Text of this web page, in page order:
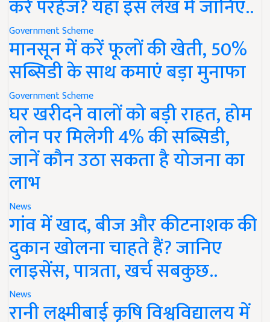
करें परहेज? यहां इस लेख में जानिए..
Government Scheme
मानसून में करें फूलों की खेती, 50%
सब्सिडी के साथ कमाएं बड़ा मुनाफा
Government Scheme
घर खरीदने वालों को बड़ी राहत, होम
लोन पर मिलेगी 4% की सब्सिडी,
जानें कौन उठा सकता है योजना का
लाभ
News
गांव में खाद, बीज और कीटनाशक की
दुकान खोलना चाहते हैं? जानिए
लाइसेंस, पात्रता, खर्च सबकुछ..
News
रानी लक्ष्मीबाई कृषि विश्वविद्यालय में